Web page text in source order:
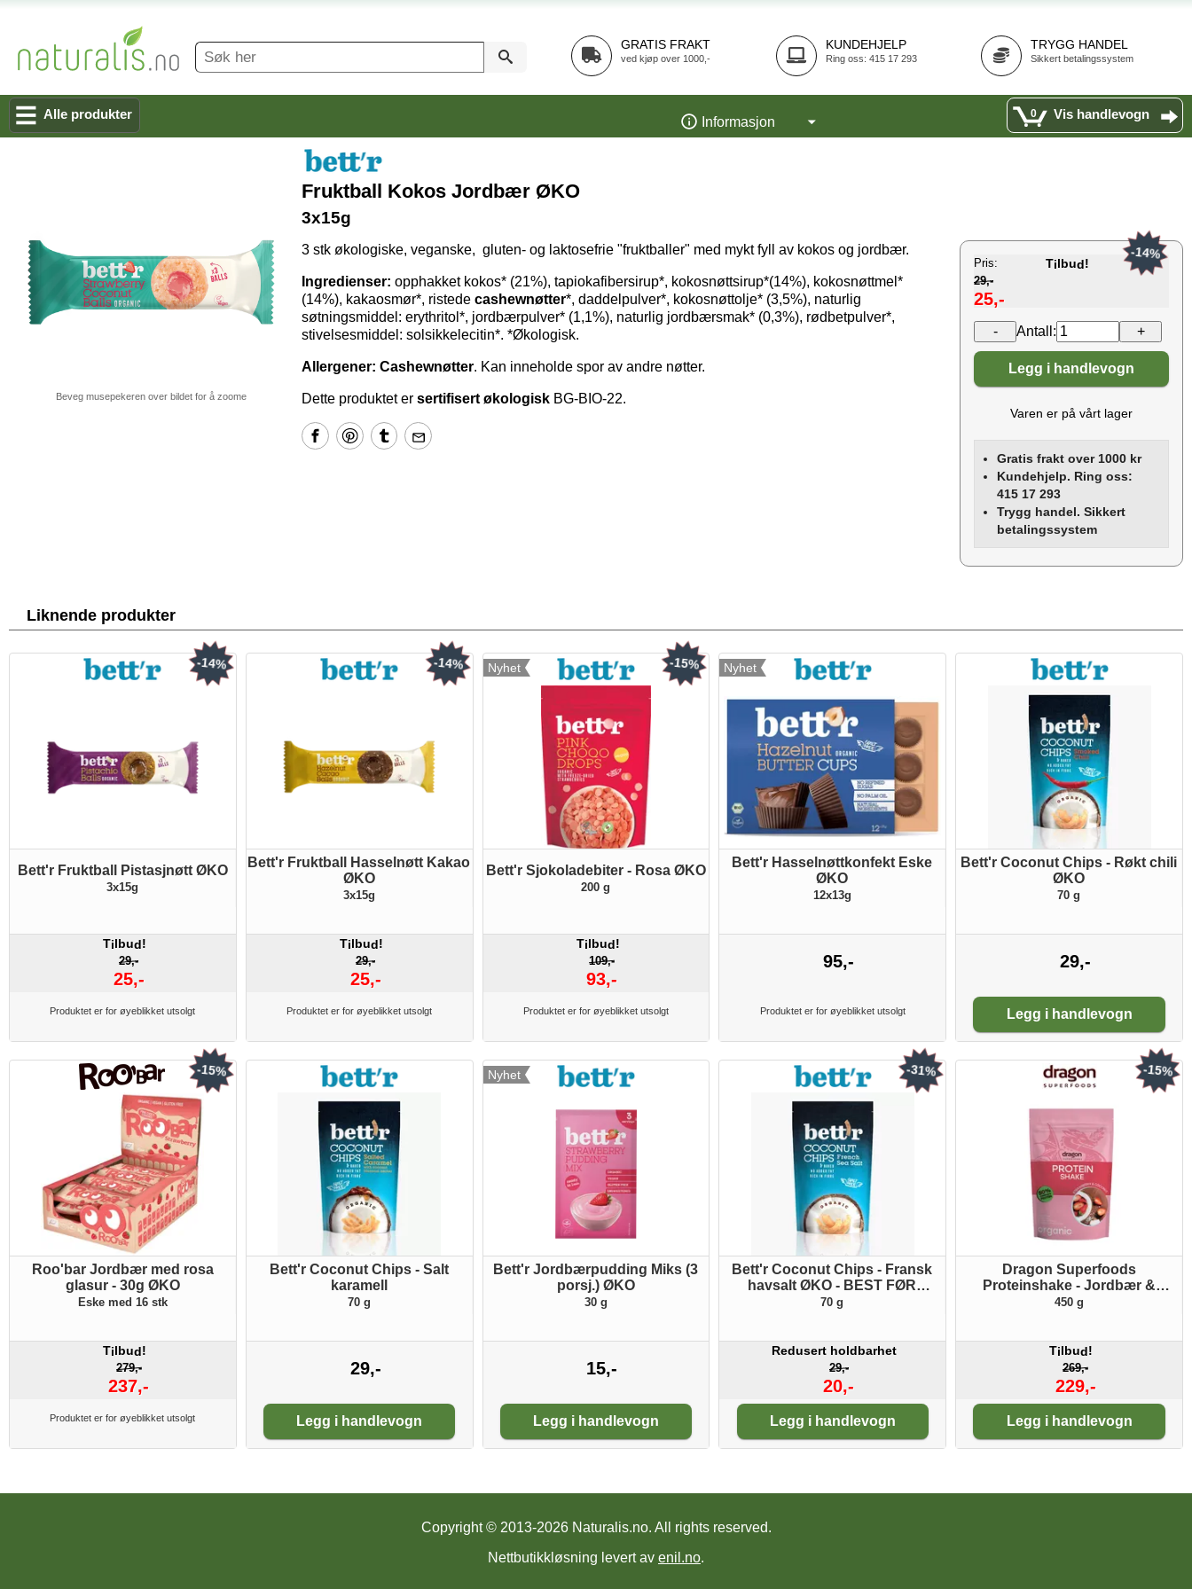
GRATIS FRAKT
ved kjøp over 1000,-
KUNDEHJELP
Ring oss: 415 17 293
TRYGG HANDEL
Sikkert betalingssystem
Alle produkter 0 Vis handlevogn
Informasjon
Fruktball Kokos Jordbær ØKO
3x15g
Beveg musepekeren over bildet for å zoome
Pris: Tilbud!
29,-
25,-
-14%
Antall:
Legg i handlevogn
Varen er på vårt lager
Gratis frakt over 1000 kr
Kundehjelp. Ring oss:
415 17 293
Trygg handel. Sikkert
betalingssystem
3 stk økologiske, veganske, gluten- og laktosefrie "fruktballer" med mykt fyll av kokos og jordbær.
Ingredienser: opphakket kokos* (21%), tapiokafibersirup*, kokosnøttsirup*(14%), kokosnøttmel*
(14%), kakaosmør*, ristede cashewnøtter*, daddelpulver*, kokosnøttolje* (3,5%), naturlig
søtningsmiddel: erythritol*, jordbærpulver* (1,1%), naturlig jordbærsmak* (0,3%), rødbetpulver*,
stivelsesmiddel: solsikkelecitin*. *Økologisk.
Allergener: Cashewnøtter. Kan inneholde spor av andre nøtter.
Dette produktet er sertifisert økologisk BG-BIO-22.
Liknende produkter
Bett'r Fruktball Pistasjnøtt ØKO
3x15g
Tilbud!
29,-
25,-
-14%
Produktet er for øyeblikket utsolgt
Bett'r Fruktball Hasselnøtt Kakao
ØKO
3x15g
Tilbud!
29,-
25,-
-14%
Produktet er for øyeblikket utsolgt
Nyhet
Bett'r Sjokoladebiter - Rosa ØKO
200 g
Tilbud!
109,-
93,-
-15%
Produktet er for øyeblikket utsolgt
Nyhet
Bett'r Hasselnøttkonfekt Eske
ØKO
12x13g
95,-
Produktet er for øyeblikket utsolgt
Bett'r Coconut Chips - Røkt chili
ØKO
70 g
29,-
Legg i handlevogn
Roo'bar Jordbær med rosa
glasur - 30g ØKO
Eske med 16 stk
Tilbud!
279,-
237,-
-15%
Produktet er for øyeblikket utsolgt
Bett'r Coconut Chips - Salt
karamell
70 g
29,-
Legg i handlevogn
Nyhet
Bett'r Jordbærpudding Miks (3
porsj.) ØKO
30 g
15,-
Legg i handlevogn
Bett'r Coconut Chips - Fransk
havsalt ØKO - BEST FØR
25.08.2026
70 g
Redusert holdbarhet
29,-
20,-
-31%
Legg i handlevogn
Dragon Superfoods
Proteinshake - Jordbær &
kokosnøtt ØKO
450 g
Tilbud!
269,-
229,-
-15%
Legg i handlevogn
Copyright © 2013-2026 Naturalis.no. All rights reserved.
Nettbutikkløsning levert av enil.no.